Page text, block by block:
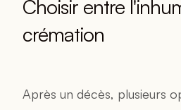
Choisir entre
crémation
Après un décès, plusieurs